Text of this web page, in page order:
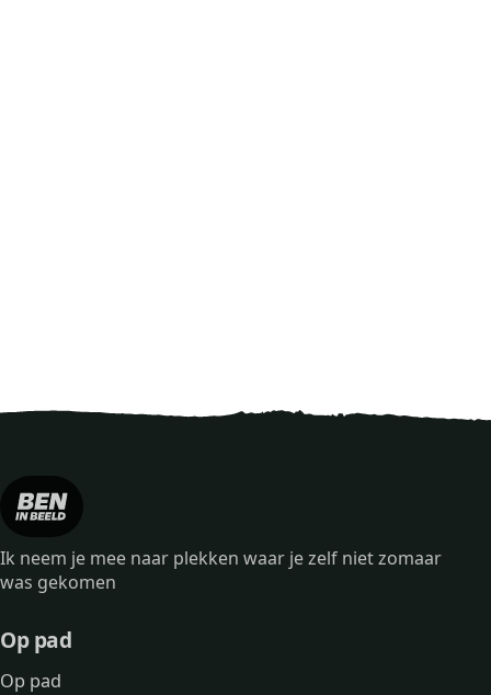
Ik neem je mee naar plekken waar je zelf niet zomaar
was gekomen
Op pad
Op pad